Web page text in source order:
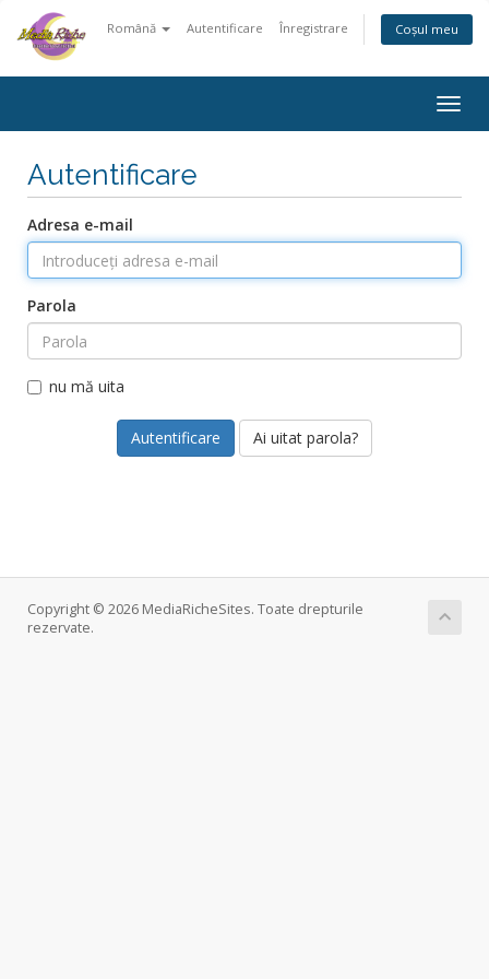
Română Autentificare Înregistrare Coșul meu
Autentificare
Adresa e-mail
Parola
nu mă uita
Ai uitat parola?
Copyright © 2026 MediaRicheSites. Toate drepturile
rezervate.